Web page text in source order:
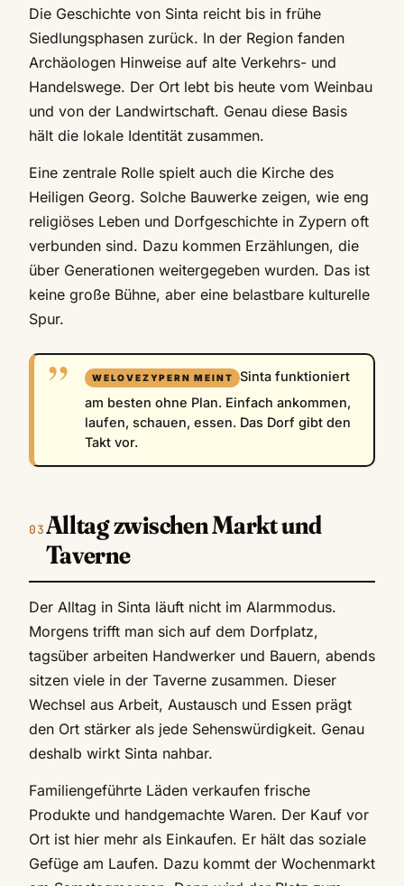
Die Geschichte von Sinta reicht bis in frühe
Siedlungsphasen zurück. In der Region fanden
Archäologen Hinweise auf alte Verkehrs- und
Handelswege. Der Ort lebt bis heute vom Weinbau
und von der Landwirtschaft. Genau diese Basis
hält die lokale Identität zusammen.
Eine zentrale Rolle spielt auch die Kirche des
Heiligen Georg. Solche Bauwerke zeigen, wie eng
religiöses Leben und Dorfgeschichte in Zypern oft
verbunden sind. Dazu kommen Erzählungen, die
über Generationen weitergegeben wurden. Das ist
keine große Bühne, aber eine belastbare kulturelle
Spur.
Sinta funktioniert
am besten ohne Plan. Einfach ankommen,
laufen, schauen, essen. Das Dorf gibt den
Takt vor.
Alltag zwischen Markt und
Taverne
Der Alltag in Sinta läuft nicht im Alarmmodus.
Morgens trifft man sich auf dem Dorfplatz,
tagsüber arbeiten Handwerker und Bauern, abends
sitzen viele in der Taverne zusammen. Dieser
Wechsel aus Arbeit, Austausch und Essen prägt
den Ort stärker als jede Sehenswürdigkeit. Genau
deshalb wirkt Sinta nahbar.
Familiengeführte Läden verkaufen frische
Produkte und handgemachte Waren. Der Kauf vor
Ort ist hier mehr als Einkaufen. Er hält das soziale
Gefüge am Laufen. Dazu kommt der Wochenmarkt